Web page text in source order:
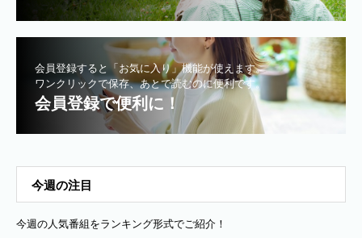
会員登録すると「お気に入り」機能が使えます。
ワンクリックで保存、あとで読むのに便利です。
会員登録で便利に！
今週の注目
今週の人気番組をランキング形式でご紹介！